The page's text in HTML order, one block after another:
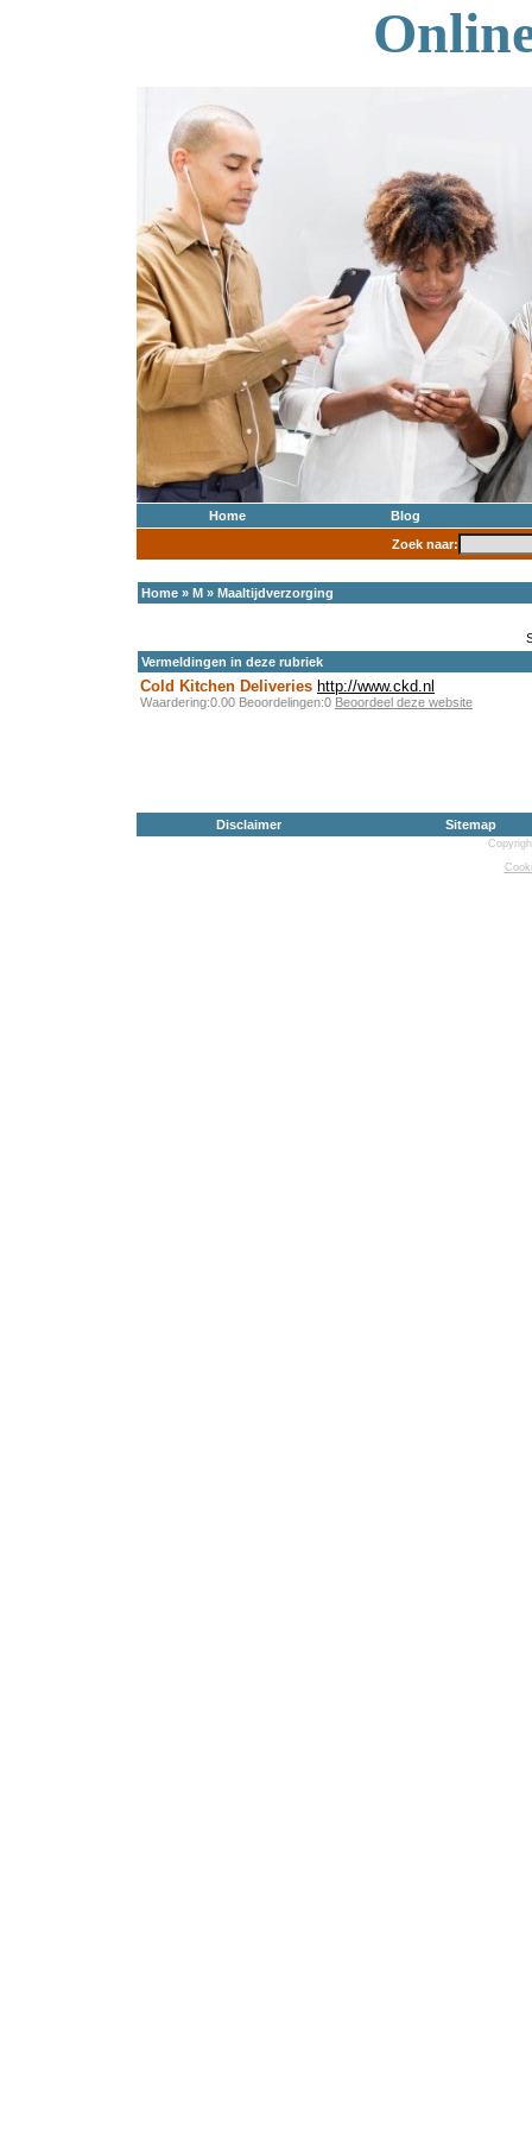
Home
Blog
Zoek naar:
Home » M » Maaltijdverzorging
Vermeldingen in deze rubriek
Cold Kitchen Deliveries http://www.ckd.nl
Waardering:0.00 Beoordelingen:0 Beoordeel deze website
Disclaimer Sitemap